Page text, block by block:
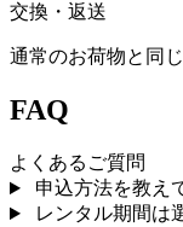
交換・返送
通常のお荷物と同
FAQ
よくあるご質問
申込方法を教え
レンタル期間は